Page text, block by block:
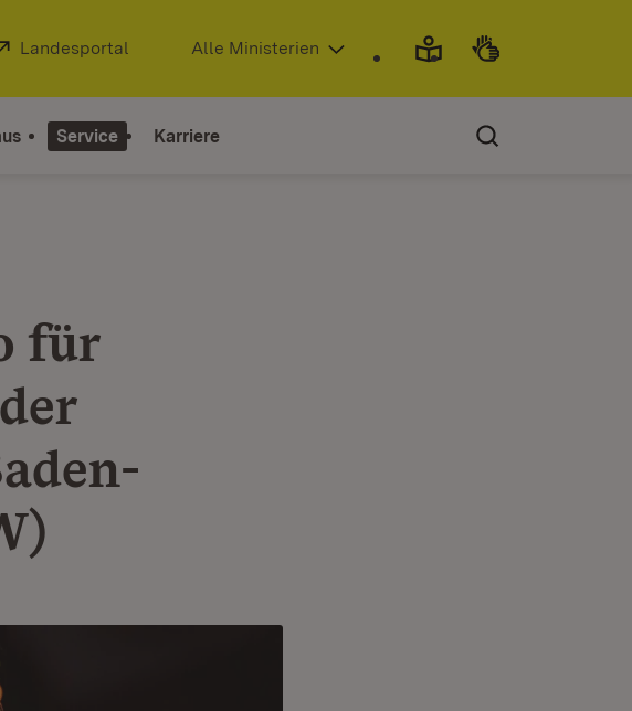
Extern:
Landesportal (Öffnet in neuem Fenster)
Alle Ministerien
Service Karriere
für